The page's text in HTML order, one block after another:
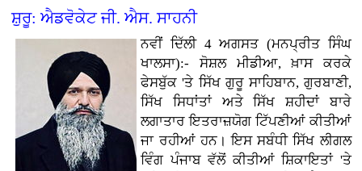
ਸ਼ੁਰੂ: ਐਡਵੋਕੇਟ ਜੀ. ਐਸ. ਸਾਹਨੀ
ਨਵੀਂ ਦਿੱਲੀ 4 ਅਗਸਤ (ਮਨਪ੍ਰੀਤ ਸਿੰਘ
ਖਾਲਸਾ):- ਸੋਸ਼ਲ ਮੀਡੀਆ, ਖ਼ਾਸ ਕਰਕੇ
ਫੇਸਬੁੱਕ 'ਤੇ ਸਿੱਖ ਗੁਰੂ ਸਾਹਿਬਾਨ, ਗੁਰਬਾਣੀ,
ਸਿੱਖ ਸਿਧਾਂਤਾਂ ਅਤੇ ਸਿੱਖ ਸ਼ਹੀਦਾਂ ਬਾਰੇ
ਲਗਾਤਾਰ ਇਤਰਾਜ਼ਯੋਗ ਟਿੱਪਣੀਆਂ ਕੀਤੀਆਂ
ਜਾ ਰਹੀਆਂ ਹਨ। ਇਸ ਸਬੰਧੀ ਸਿੱਖ ਲੀਗਲ
ਵਿੰਗ ਪੰਜਾਬ ਵੱਲੋਂ ਕੀਤੀਆਂ ਸ਼ਿਕਾਇਤਾਂ 'ਤੇ